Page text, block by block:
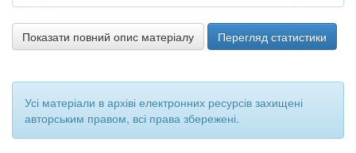
Показати повний опис матеріалу Перегляд статистики
Усі матеріали в архіві електронних ресурсів захищені
авторським правом, всі права збережені.